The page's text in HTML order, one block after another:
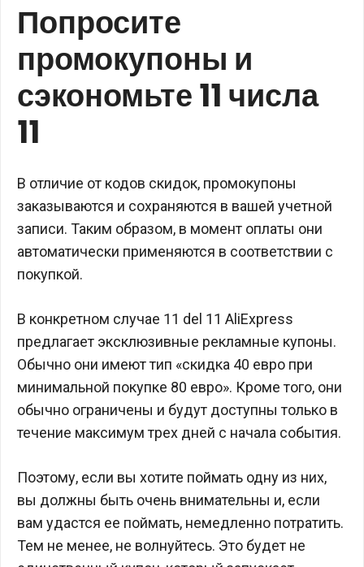
Попросите
промокупоны и
сэкономьте 11 числа
11
В отличие от кодов скидок, промокупоны
заказываются и сохраняются в вашей учетной
записи. Таким образом, в момент оплаты они
автоматически применяются в соответствии с
покупкой.
В конкретном случае 11 del 11 AliExpress
предлагает эксклюзивные рекламные купоны.
Обычно они имеют тип «скидка 40 евро при
минимальной покупке 80 евро». Кроме того, они
обычно ограничены и будут доступны только в
течение максимум трех дней с начала события.
Поэтому, если вы хотите поймать одну из них,
вы должны быть очень внимательны и, если
вам удастся ее поймать, немедленно потратить.
Тем не менее, не волнуйтесь. Это будет не